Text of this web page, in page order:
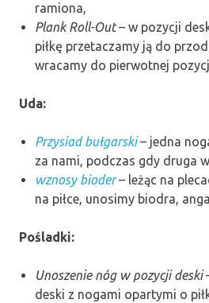
ramiona,
Plank Roll-Out– w pozycji
piłkę przetaczamy ją do
wracamy do pierwotnej
Uda:
Przysiad bułgarski– jedna
za nami, podczas gdy druga
wznosy bioder– leżąc na
na piłce, unosimy biodra,
Pośladki:
Unoszenie nóg w pozycji deski
deski z nogami opartymi o